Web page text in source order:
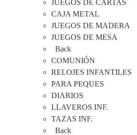
JUEGOS DE CARTAS
CAJA METAL
JUEGOS DE MADERA
JUEGOS DE MESA
Back
COMUNIÓN
RELOJES INFANTILES
PARA PEQUES
DIARIOS
LLAVEROS INF.
TAZAS INF.
Back